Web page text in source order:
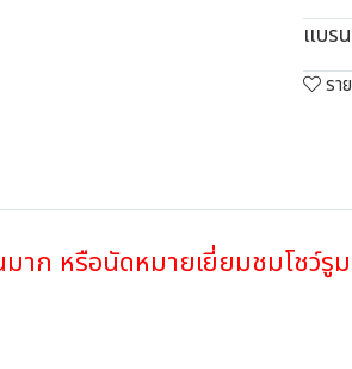
แบร
รา
าก หรือนัดหมายเยี่ยมชมโชว์